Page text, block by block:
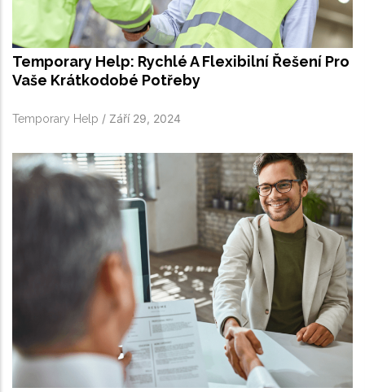
Temporary Help: Rychlé A Flexibilní Řešení Pro
Vaše Krátkodobé Potřeby
Temporary Help / Září 29, 2024